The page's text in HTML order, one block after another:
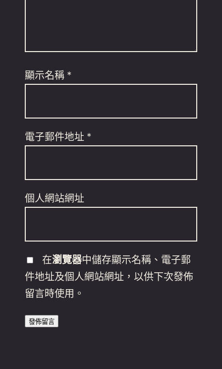
顯示名稱 *
電子郵件地址 *
個人網站網址
在瀏覽器中儲存顯示名稱、電子郵
件地址及個人網站網址，以供下次發佈
留言時使用。